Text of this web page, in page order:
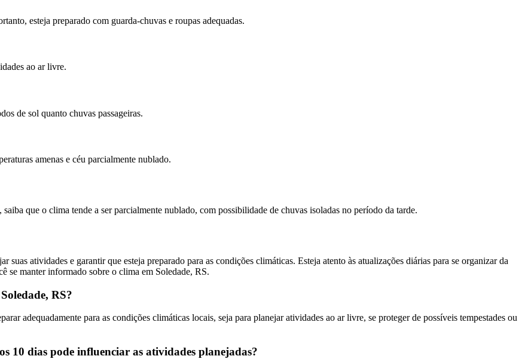
esteja preparado com guarda-chuvas e roupas adequadas.
ao ar livre.
de sol quanto chuvas passageiras.
amenas e céu parcialmente nublado.
que o clima tende a ser parcialmente nublado, com possibilidade de chuvas isoladas no período da tarde.
atividades e garantir que esteja preparado para as condições climáticas. Esteja atento às atualizações diárias para se organizar da
se manter informado sobre o clima em Soledade, RS.
RS?
adequadamente para as condições climáticas locais, seja para planejar atividades ao ar livre, se proteger de possíveis tempestades ou
10 dias pode influenciar as atividades planejadas?